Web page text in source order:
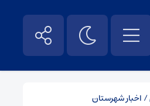
/ اخبار شهرستان